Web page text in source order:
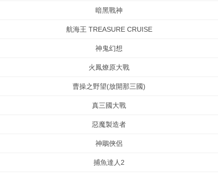
暗黑戰神
航海王 TREASURE CRUISE
神鬼幻想
火鳳燎原大戰
曹操之野望(放開那三國)
真三國大戰
惡魔製造者
神鵰俠侶
捕魚達人2